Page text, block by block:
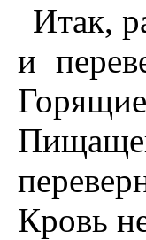
Итак,
и
Кровь